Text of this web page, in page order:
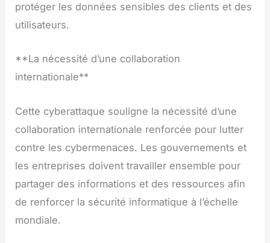
protéger les données sensibles des clients et des
utilisateurs.
**La nécessité d’une collaboration
internationale**
Cette cyberattaque souligne la nécessité d’une
collaboration internationale renforcée pour lutter
contre les cybermenaces. Les gouvernements et
les entreprises doivent travailler ensemble pour
partager des informations et des ressources afin
de renforcer la sécurité informatique à l’échelle
mondiale.